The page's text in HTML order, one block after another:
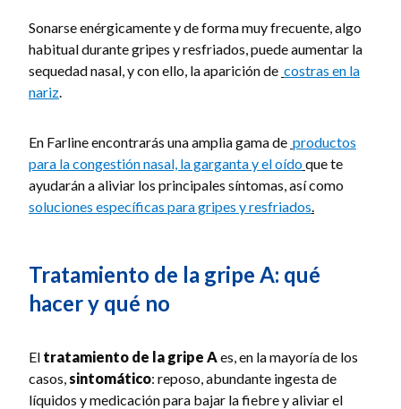
Sonarse enérgicamente y de forma muy frecuente, algo
habitual durante gripes y resfriados, puede aumentar la
sequedad nasal, y con ello, la aparición de costras en la
nariz.
En Farline encontrarás una amplia gama de productos
para la congestión nasal, la garganta y el oídoque te
ayudarán a aliviar los principales síntomas, así como
soluciones específicas para gripes y resfriados.
Tratamiento de la gripe A: qué
hacer y qué no
El tratamiento de la gripe Aes, en la mayoría de los
casos,sintomático: reposo, abundante ingesta de
líquidos y medicación para bajar la fiebre y aliviar el